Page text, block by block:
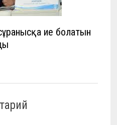
ие болатын